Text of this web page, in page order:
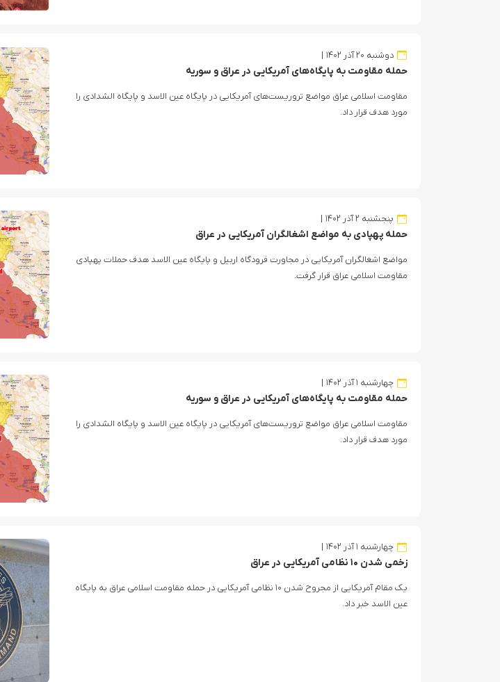
دوشنبه ۲۰ آذر ۱۴۰۲
حمله مقاومت به پایگاه‌های آمریکایی در عراق و سوریه
مقاومت اسلامی عراق مواضع تروریست‌های آمریکایی در پایگاه عین الاسد و پایگاه الشدادی را
مورد هدف قرار داد.
پنجشنبه ۲ آذر ۱۴۰۲
حمله پهپادی به مواضع اشغالگران آمریکایی در عراق
مواضع اشغالگران آمریکایی در مجاورت فرودگاه اربیل و پایگاه عین الاسد هدف حملات پهپادی
مقاومت اسلامی عراق قرار گرفت.
چهارشنبه ۱ آذر ۱۴۰۲
حمله مقاومت به پایگاه‌های آمریکایی در عراق و سوریه
مقاومت اسلامی عراق مواضع تروریست‌های آمریکایی در پایگاه عین الاسد و پایگاه الشدادی را
مورد هدف قرار داد.
چهارشنبه ۱ آذر ۱۴۰۲
زخمی شدن ۱۰ نظامی آمریکایی در عراق
یک مقام آمریکایی از مجروح شدن ۱۰ نظامی آمریکایی در حمله مقاومت اسلامی عراق به پایگاه
عین الاسد خبر داد.